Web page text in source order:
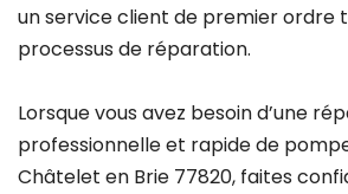
un service client de premier ordre
processus de réparation.
Lorsque vous avez besoin d’une
professionnelle et rapide de
Châtelet en Brie 77820, faites